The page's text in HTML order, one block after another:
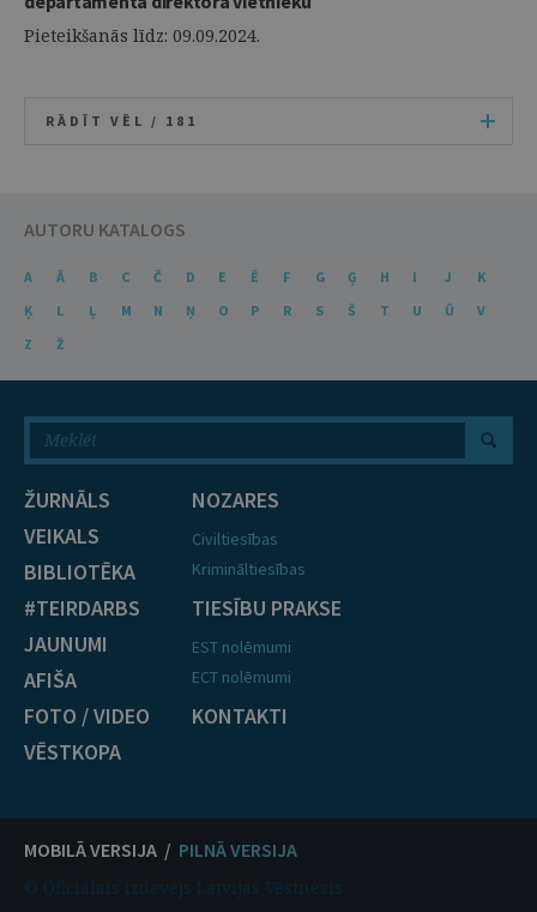
Pieteikšanās līdz: 09.09.2024.
RĀDĪT VĒL / 181
AUTORU KATALOGS
A Ā B C Č D E Ē F G Ģ H I J
K
Ķ
L Ļ M N Ņ O P R S Š T U Ū
V
Z
Ž
ŽURNĀLS
VEIKALS
BIBLIOTĒKA
#TEIRDARBS
JAUNUMI
AFIŠA
FOTO / VIDEO
VĒSTKOPA
NOZARES
Civiltiesības
Krimināltiesības
TIESĪBU PRAKSE
EST nolēmumi
ECT nolēmumi
KONTAKTI
MOBILĀ VERSIJA / PILNĀ VERSIJA
© Oficiālais izdevējs Latvijas Vēstnesis